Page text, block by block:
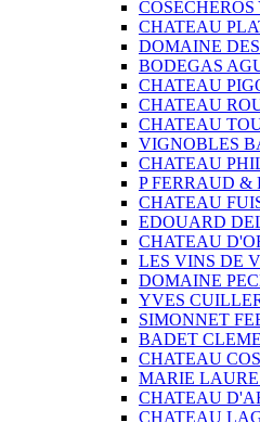
CHATEAU
DOMAINE
BODEGAS
CHATEAU
CHATEAU
CHATEAU
VIGNOBLES
CHATEAU
P FERRAUD &
CHATEAU
EDOUARD
CHATEAU
LES VINS DE
DOMAINE
YVES
SIMONNET
BADET
CHATEAU
MARIE
CHATEAU
CHATEAU